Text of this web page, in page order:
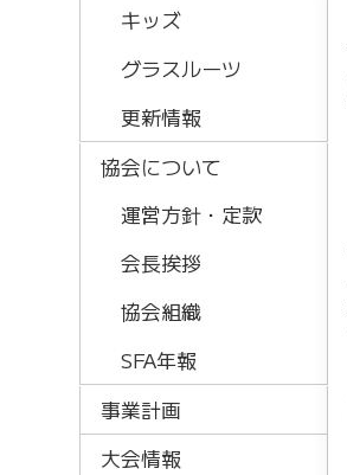
キッズ
グラスルーツ
更新情報
協会について
運営方針・定款
会長挨拶
協会組織
SFA年報
事業計画
大会情報